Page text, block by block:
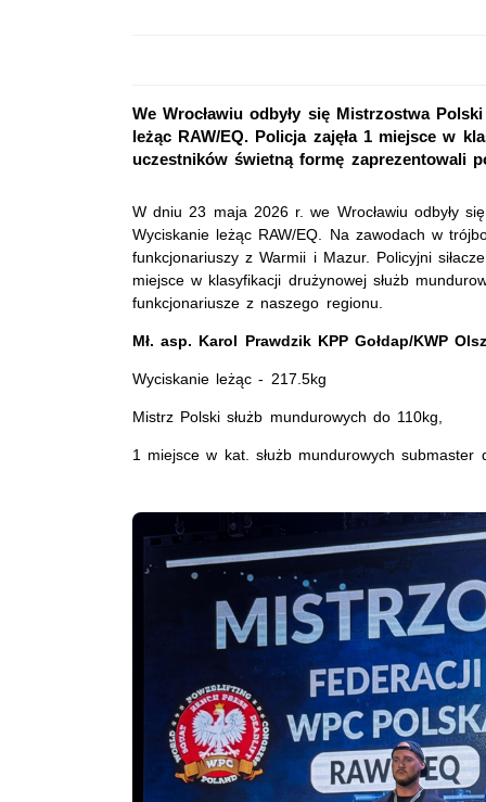
We Wrocławiu odbyły się Mistrzostwa
leżąc RAW/EQ. Policja zajęła 1 miejsce w
uczestników świetną formę zaprezentowali
W dniu 23 maja 2026 r. we Wrocławiu odbyły
Wyciskanie leżąc RAW/EQ. Na zawodach w
funkcjonariuszy z Warmii i Mazur. Policyjni
miejsce w klasyfikacji drużynowej służb
funkcjonariusze z naszego regionu.
Mł. asp. Karol Prawdzik KPP Gołdap/KWP
Wyciskanie leżąc - 217.5kg
Mistrz Polski służb mundurowych do 110kg,
1 miejsce w kat. służb mundurowych submaster